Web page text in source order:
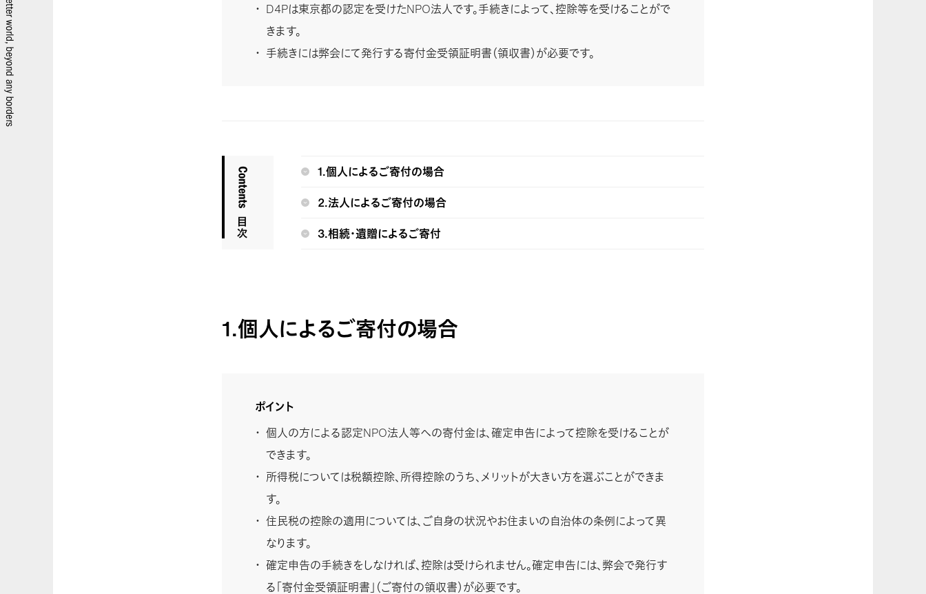
D4Pは東京都の認定を受けたNPO法人です。手続きによって、控除等を受けることがで
きます。
手続きには弊会にて発行する寄付金受領証明書（領収書）が必要です。
1.個人によるご寄付の場合
2.法人によるご寄付の場合
3.相続・遺贈によるご寄付
1.個人によるご寄付の場合
ポイント
個人の方による認定NPO法人等への寄付金は、確定申告によって控除を受けることが
できます。
所得税については税額控除、所得控除のうち、メリットが大きい方を選ぶことができま
す。
住民税の控除の適用については、ご自身の状況やお住まいの自治体の条例によって異
なります。
確定申告の手続きをしなければ、控除は受けられません。確定申告には、弊会で発行す
る「寄付金受領証明書」（ご寄付の領収書）が必要です。